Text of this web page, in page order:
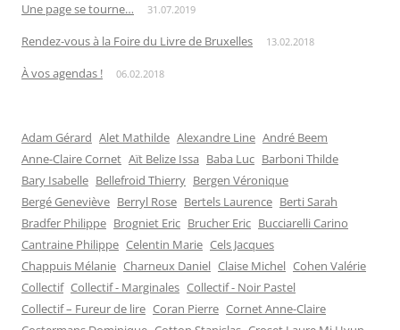
Une page se tourne… 31.07.2019
Rendez-vous à la Foire du Livre de Bruxelles 13.02.2018
À vos agendas ! 06.02.2018
Adam Gérard Alet Mathilde Alexandre Line André Beem
Anne-Claire Cornet Aït Belize Issa Baba Luc Barboni Thilde
Bary Isabelle Bellefroid Thierry Bergen Véronique
Bergé Geneviève Berryl Rose Bertels Laurence Berti Sarah
Bradfer Philippe Brogniet Eric Brucher Eric Bucciarelli Carino
Cantraine Philippe Celentin Marie Cels Jacques
Chappuis Mélanie Charneux Daniel Claise Michel Cohen Valérie
Collectif Collectif - Marginales Collectif - Noir Pastel
Collectif – Fureur de lire Coran Pierre Cornet Anne-Claire